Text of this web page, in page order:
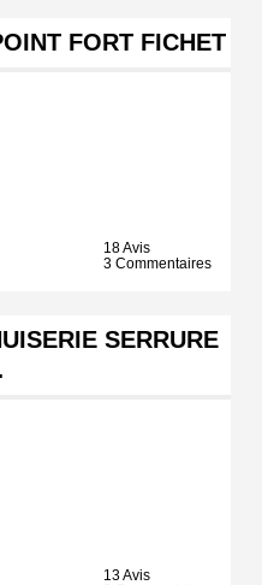
FORT FICHET
18 Avis
3 Commentaires
SERRURE
13 Avis